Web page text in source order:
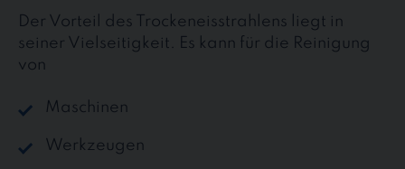
Der Vorteil des Trockeneisstrahlens liegt in
seiner Vielseitigkeit. Es kann für die Reinigung
von
Maschinen
Werkzeugen